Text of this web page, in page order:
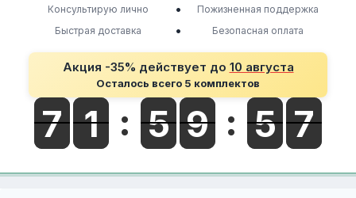
Консультирую лично •
Пожизненная поддержка
Быстрая доставка
• Безопасная оплата
Акция -35% действует до 10 августа
Осталось всего 5 комплектов